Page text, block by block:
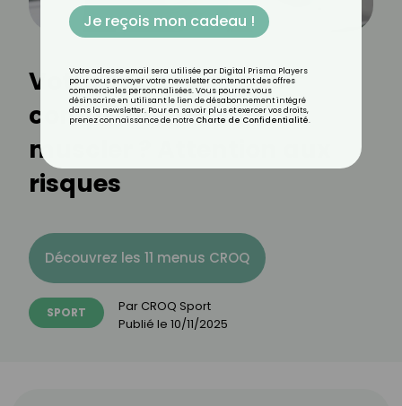
Votre ado prend des
compléments pour se
muscler ? Attention aux
risques
Découvrez les 11 menus CROQ
SPORT Par CROQ Sport
Publié le 10/11/2025
Je reçois mon cadeau !
Votre adresse email sera utilisée par Digital Prisma Players
pour vous envoyer votre newsletter contenant des offres
commerciales personnalisées. Vous pourrez vous
désinscrire en utilisant le lien de désabonnement intégré
dans la newsletter. Pour en savoir plus et exercer vos droits,
prenez connaissance de notre Charte de Confidentialité.